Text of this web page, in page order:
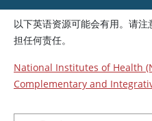
以下英语资源可能会有用。请
担任何责任。
National Institutes of Health
Complementary and